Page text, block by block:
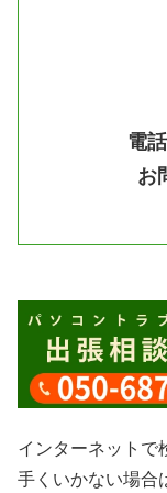
電
お
インターネットで
手くいかない場合